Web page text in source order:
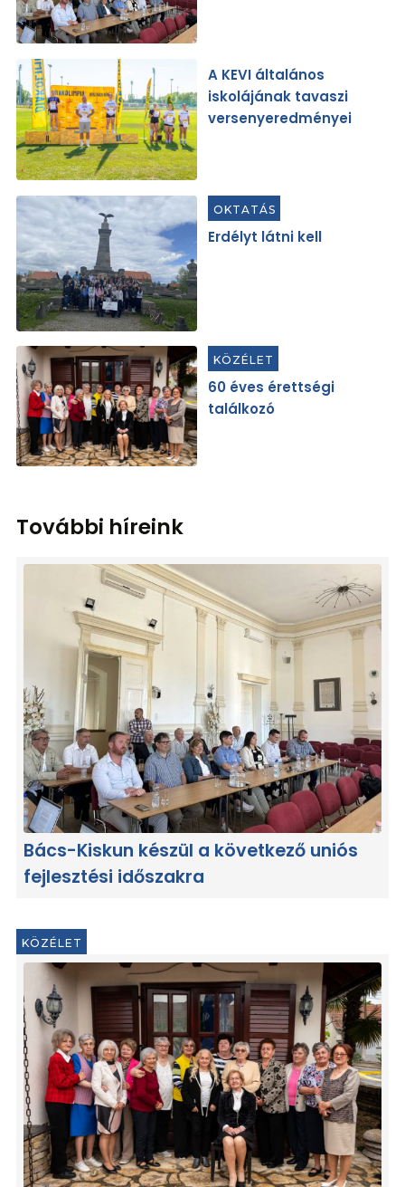
A KEVI általános
iskolájának tavaszi
versenyeredményei
OKTATÁS
Erdélyt látni kell
KÖZÉLET
60 éves érettségi
találkozó
További híreink
Bács-Kiskun készül a következő uniós
fejlesztési időszakra
KÖZÉLET